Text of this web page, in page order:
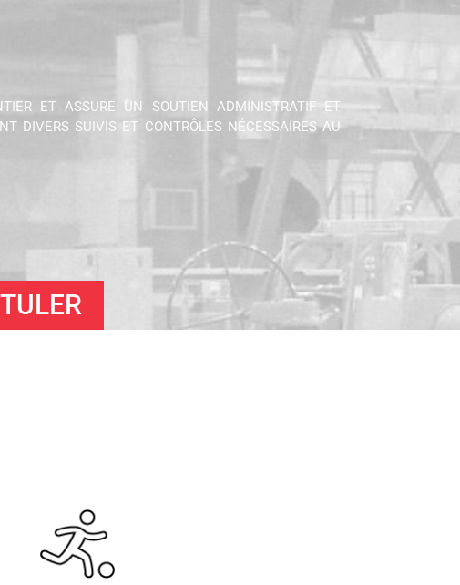
ET ASSURE UN SOUTIEN ADMINISTRATIF ET
DIVERS SUIVIS ET CONTRÔLES NÉCESSAIRES AU